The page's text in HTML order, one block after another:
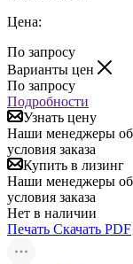
Цена:
По запросу
Варианты цен
По запросу
Подробности
Узнать цену
Наши менеджеры
условия заказа
Купить в лизинг
Наши менеджеры
условия заказа
Нет в наличии
Печать Скачать PDF